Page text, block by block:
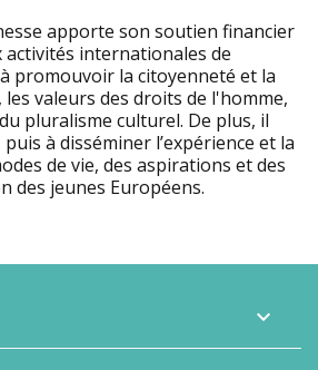
apporte son soutien financier
internationales de
promouvoir la citoyenneté et la
valeurs des droits de l'homme,
pluralisme culturel. De plus, il
à disséminer l’expérience et la
de vie, des aspirations et des
des jeunes Européens.
